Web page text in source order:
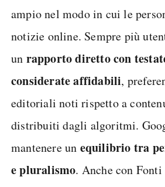
ampio nel modo in cui le
notizie online. Sempre più
un rapporto diretto con
considerate affidabili,
editoriali noti rispetto a
distribuiti dagli algoritmi.
mantenere un equilibrio tra
e pluralismo. Anche con